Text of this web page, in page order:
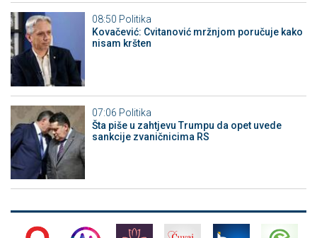
08:50 Politika
Kovačević: Cvitanović mržnjom poručuje kako
nisam kršten
07:06 Politika
Šta piše u zahtjevu Trumpu da opet uvede
sankcije zvaničnicima RS